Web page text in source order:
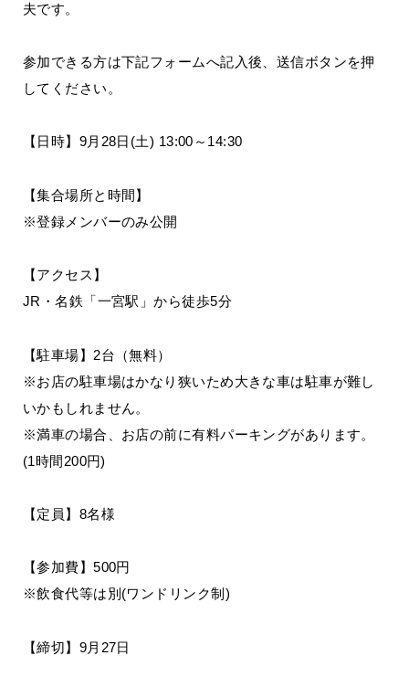
夫です。
参加できる方は下記フォームへ記入後、送信ボタンを押
してください。
【日時】9月28日(土) 13:00～14:30
【集合場所と時間】
※登録メンバーのみ公開
【アクセス】
JR・名鉄「一宮駅」から徒歩5分
【駐車場】2台（無料）
※お店の駐車場はかなり狭いため大きな車は駐車が難し
いかもしれません。
※満車の場合、お店の前に有料パーキングがあります。
(1時間200円)
【定員】8名様
【参加費】500円
※飲食代等は別(ワンドリンク制)
【締切】9月27日